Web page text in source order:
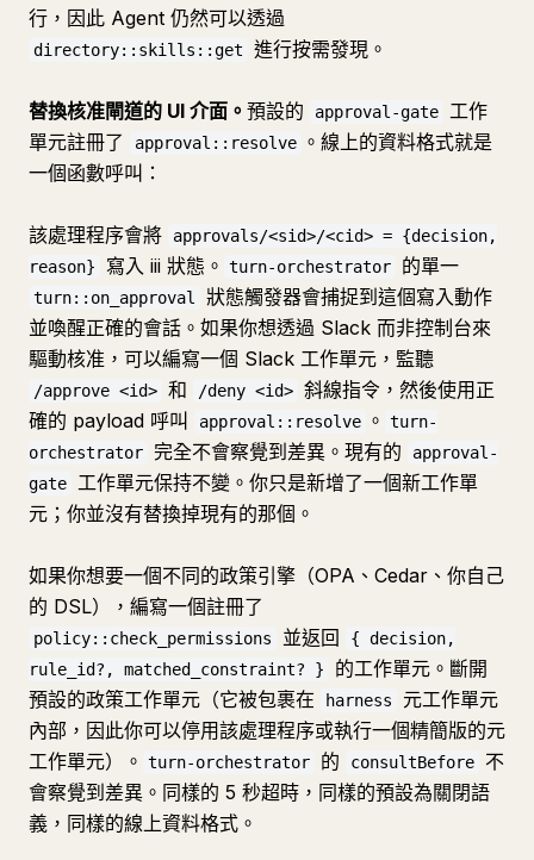
行，因此 Agent 仍然可以透過
directory::skills::get 進行按需發現。
替換核准閘道的 UI 介面。 預設的 approval-gate 工作
單元註冊了
approval::resolve 。線上的資料格式就是
一個函數呼叫：
該處理程序會將
approvals/<sid>/<cid> = {decision,
reason}
寫入 iii 狀態。 turn-orchestrator 的單一
turn::on_approval
狀態觸發器會捕捉到這個寫入動作
並喚醒正確的會話。如果你想透過 Slack 而非控制台來
驅動核准，可以編寫一個 Slack 工作單元，監聽
/approve <id> 和 /deny <id> 斜線指令，然後使用正
確的 payload 呼叫
approval::resolve 。 turn-
orchestrator 完全不會察覺到差異。現有的
approval-
gate 工作單元保持不變。你只是新增了一個新工作單
元；你並沒有替換掉現有的那個。
如果你想要一個不同的政策引擎（OPA、Cedar、你自己
的 DSL），編寫一個註冊了
policy::check_permissions 並返回
{ decision,
rule_id?, matched_constraint? }
的工作單元。斷開
預設的政策工作單元（它被包裹在
harness
元工作單元
內部，因此你可以停用該處理程序或執行一個精簡版的元
工作單元）。 turn-orchestrator 的 consultBefore
不
會察覺到差異。同樣的 5 秒超時，同樣的預設為關閉語
義，同樣的線上資料格式。